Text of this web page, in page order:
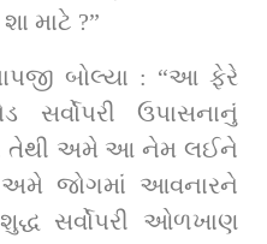
માટે ?”
બોલ્યા : “આ ફેરે
સર્વોપરી ઉપાસનાનું
તેથી અમે આ નેમ લઈને
જોગમાં આવનારને
સર્વોપરી ઓળખાણ